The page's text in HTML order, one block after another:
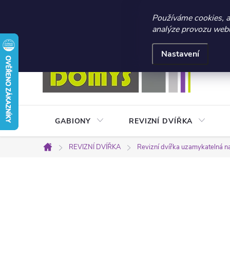
☀️ LETNÍ AKCE
Používáme cookies,
analýze provozu
Nastavení
Přejít
na
obsah
Obchodní podmínky
GABIONY REVIZNÍ DVÍŘKA
Domů
REVIZNÍ DVÍŘKA Revizní dvířka uzamykatelná